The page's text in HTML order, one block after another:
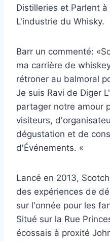
Distilleries et Parlent
L'industrie du Whisky.
Barr un commenté:
ma carrière de
rétroner au balmoral
Je suis Ravi de Diger
partager notre amour
visiteurs,
dégustation et de
d'Événements. «
Lancé en 2013,
des expériences de
sur l'onnée pour les
Situé sur la Rue
écossais à proxité